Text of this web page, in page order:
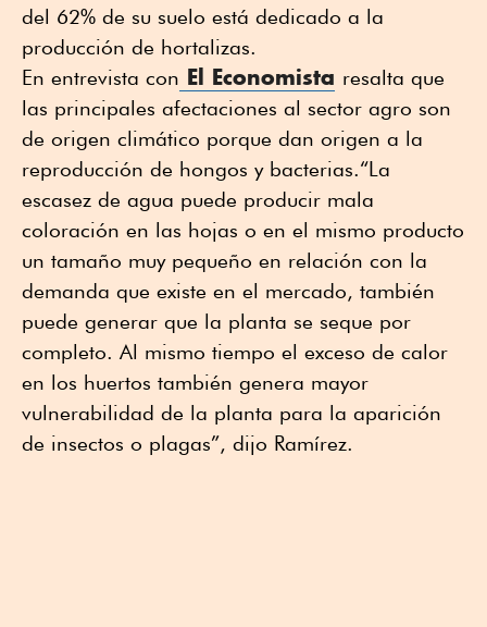
del 62% de su suelo está dedicado a la
producción de hortalizas.
En entrevista con El Economista resalta que
las principales afectaciones al sector agro son
de origen climático porque dan origen a la
reproducción de hongos y bacterias.“La
escasez de agua puede producir mala
coloración en las hojas o en el mismo producto
un tamaño muy pequeño en relación con la
demanda que existe en el mercado, también
puede generar que la planta se seque por
completo. Al mismo tiempo el exceso de calor
en los huertos también genera mayor
vulnerabilidad de la planta para la aparición
de insectos o plagas”, dijo Ramírez.